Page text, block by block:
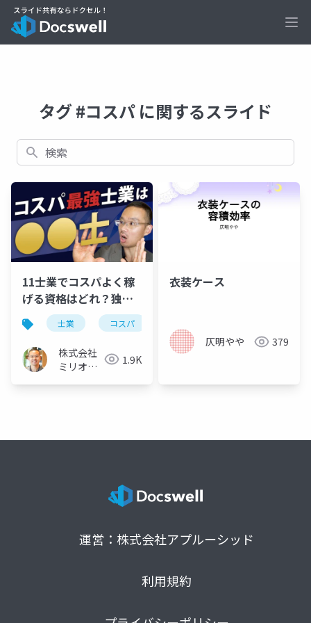
タグ #コスパ に関するスライド
検索
11士業でコスパよく稼
げる資格はどれ？独立
開業に向いているのは
コレ
士業 コスパ
株式会社
ミリオン
1.9K
衣装ケース
仄明やや 379
運営：株式会社アプルーシッド
利用規約